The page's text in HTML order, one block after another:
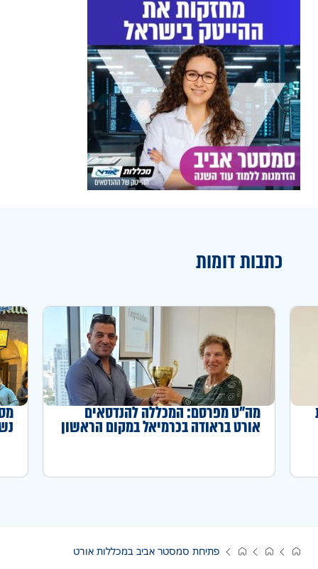
כתבות דומות
מה"ט מפרסם: המכללה להנדסאים
אורט בראודה בכרמיאל במקום הראשון
באחוז המדופלמים לשנה"ל תשפ"ה
פתיחת סמסטר אביב במכללות אורט